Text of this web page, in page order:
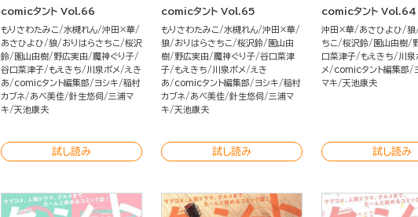
comicタント Vol.66
もりさわたみこ 水槻れん 沖田×華
あさひよひ
狼 おりはらさちこ
桜沢
鈴
園山由樹 野広実由
魔神ぐり子
谷口菜津子 もえきち 川泉ポメ
えき
あ
comicタント編集部 ヨシキ
稲村
カブネ
あべ美佳 針生悠伺
三浦マ
キ
天池康夫
試し読み
comicタント Vol.65
もりさわたみこ 水槻れん 沖田×華
狼
おりはらさちこ 桜沢鈴
園山由
樹
野広実由 魔神ぐり子 谷口菜津
子 もえきち 川泉ポメ
えき
あ
comicタント編集部 ヨシキ
稲村
カブネ
あべ美佳 針生悠伺
三浦マ
キ
天池康夫
試し読み
comicタント Vol.64
沖田×華 あさひよひ 狼
ちこ
桜沢鈴 園山由樹
口菜津子 もえきち
川泉
メ
comicタント編集部
マキ
天池康夫
試し読み